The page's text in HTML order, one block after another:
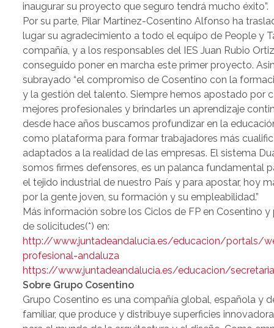
inaugurar su proyecto que seguro tendrá mucho éxito”.
Por su parte, Pilar Martínez-Cosentino Alfonso ha
lugar su agradecimiento a todo el equipo de People y
compañía, y a los responsables del IES Juan Rubio
conseguido poner en marcha este primer proyecto.
subrayado “el compromiso de Cosentino con la
y la gestión del talento. Siempre hemos apostado por
mejores profesionales y brindarles un aprendizaje
desde hace años buscamos profundizar en la
como plataforma para formar trabajadores más
adaptados a la realidad de las empresas. El sistema
somos firmes defensores, es un palanca fundamental
el tejido industrial de nuestro País y para apostar, hoy
por la gente joven, su formación y su empleabilidad.”
Más información sobre los Ciclos de FP en Cosentino
de solicitudes(*) en:
http://www.juntadeandalucia.es/educacion/portals/
profesional-andaluza
https://www.juntadeandalucia.es/educacion/
Sobre Grupo Cosentino
Grupo Cosentino es una compañía global, española y
familiar, que produce y distribuye superficies